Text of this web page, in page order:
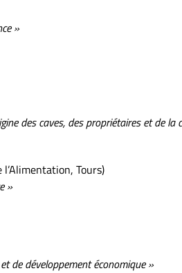
»
des caves, des propriétaires et de la
Tours)
»
de développement économique »